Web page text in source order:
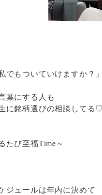
でもついていけますか？
葉にする人も
に銘柄選びの相談してる
たび至福Time～
ジュールは年内に決めて